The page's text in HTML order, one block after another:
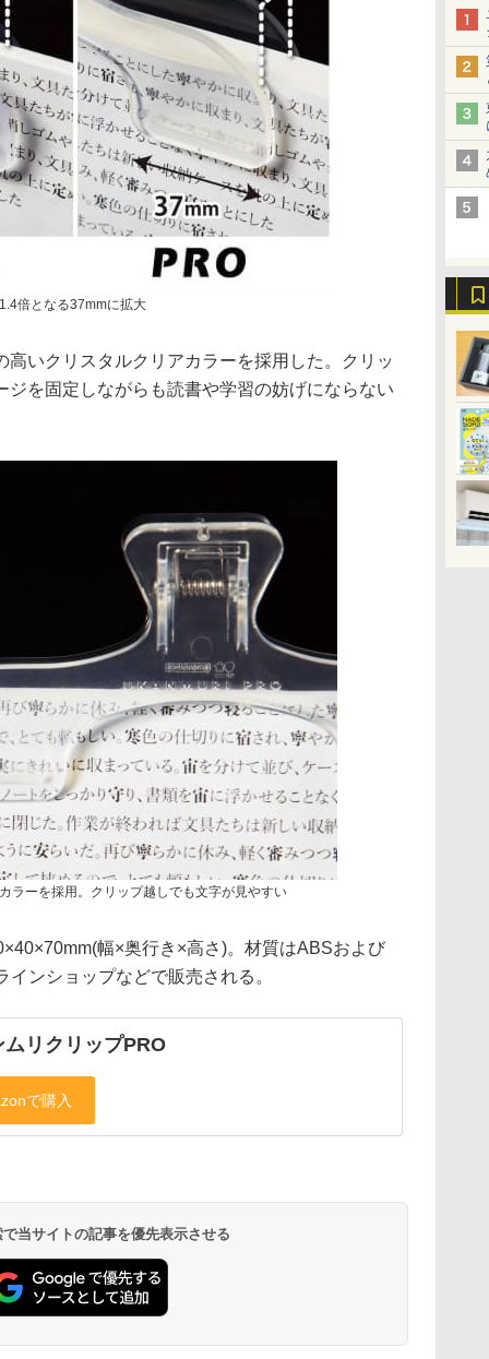
倍となる37mmに拡大
いクリスタルクリアカラーを採用した。クリッ
ジを固定しながらも読書や学習の妨げにならない
ラーを採用。クリップ越しでも文字が見やすい
幅×奥行き×高さ)。材質はABSおよび
ンショップなどで販売される。
ムリクリップPRO
当サイトの記事を優先表示させる